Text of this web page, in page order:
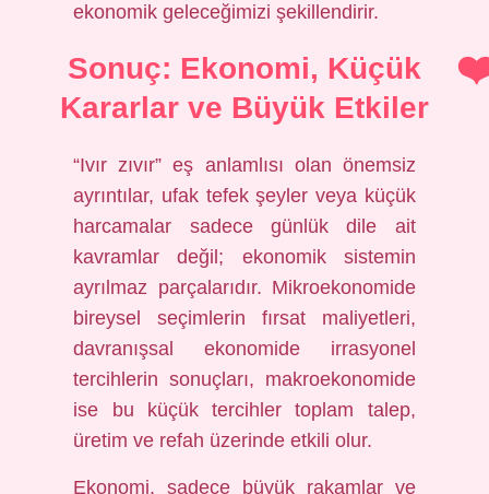
ekonomik geleceğimizi şekillendirir.
Sonuç: Ekonomi, Küçük
Kararlar ve Büyük Etkiler
“Ivır zıvır” eş anlamlısı olan önemsiz
ayrıntılar, ufak tefek şeyler veya küçük
harcamalar sadece günlük dile ait
kavramlar değil; ekonomik sistemin
ayrılmaz parçalarıdır. Mikroekonomide
bireysel seçimlerin fırsat maliyetleri,
davranışsal ekonomide irrasyonel
tercihlerin sonuçları, makroekonomide
ise bu küçük tercihler toplam talep,
üretim ve refah üzerinde etkili olur.
Ekonomi, sadece büyük rakamlar ve